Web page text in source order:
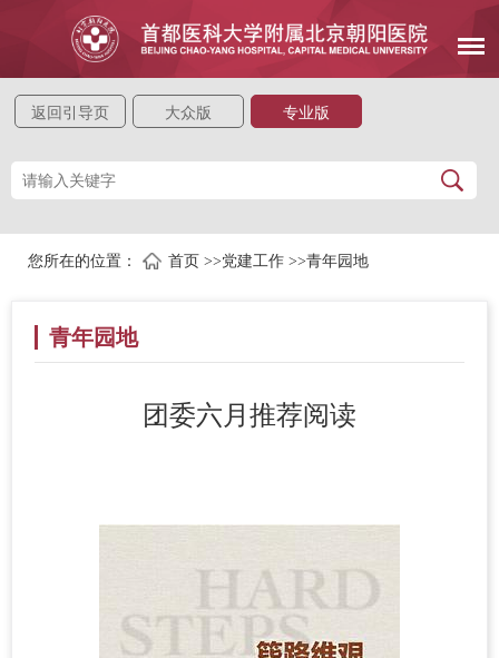
返回引导页 大众版 专业版
您所在的位置： 首页 >>党建工作 >>青年园地
青年园地
团委六月推荐阅读